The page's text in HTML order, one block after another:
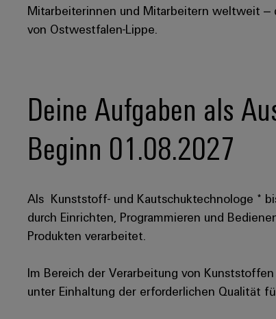
Mitarbeiterinnen und Mitarbeitern weltweit –
von Ostwestfalen-Lippe.
Deine Aufgaben als
Beginn 01.08.2027
Als Kunststoff- und Kautschuktechnologe *
durch Einrichten, Programmieren und
Produkten verarbeitet.
Im Bereich der Verarbeitung von
unter Einhaltung der erforderlichen Qualität